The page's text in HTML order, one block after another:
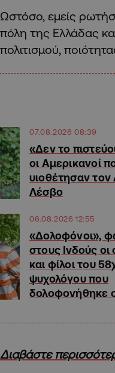
Ωστόσο, εμείς
πόλη της Ελλάδας
πολιτισμού,
07.08.2026 08:39
«Δεν το
οι Αμερικανοί
υιοθέτησαν
Λέσβο
06.08.2026 12:55
«Δολοφόνοι»,
στους Ινδούς οι
και φίλοι του
ψυχολόγου που
δολοφονήθηκε
Διαβάστε